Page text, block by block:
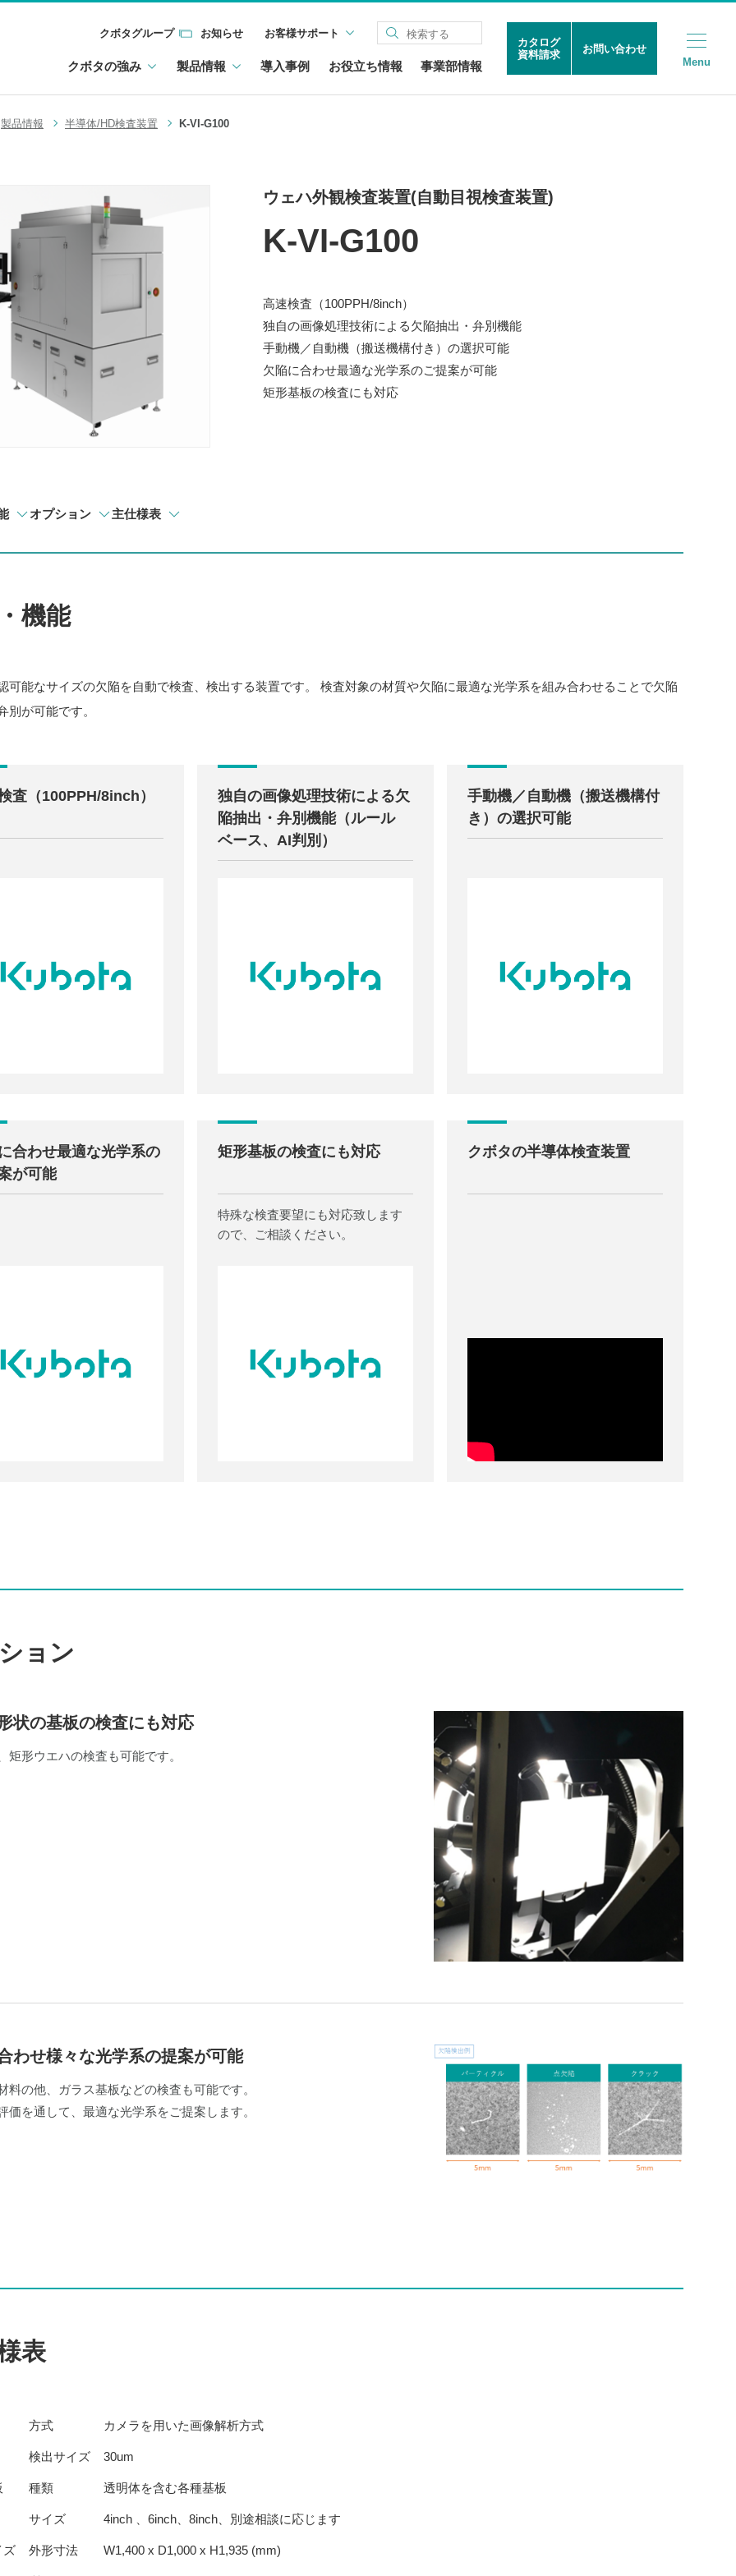
クボタグループ お知らせ お客様サポート
クボタの強み 製品情報 導入事例 お役立ち情報 事業部情報
カタログ
資料請求
お問い合わせ
Menu
製品情報 半導体/HD検査装置 K-VI-G100
ウェハ外観検査装置(自動目視検査装置)
K-VI-G100
高速検査（100PPH/8inch）
独自の画像処理技術による欠陥抽出・弁別機能
手動機／自動機（搬送機構付き）の選択可能
欠陥に合わせ最適な光学系のご提案が可能
矩形基板の検査にも対応
オプション 主仕様表
機能
可能なサイズの欠陥を自動で検査、検出する装置です。 検査対象の材質や欠陥に最適な光学系を組み合わせることで欠陥
別が可能です。
査（100PPH/8inch）
独自の画像処理技術による欠
陥抽出・弁別機能（ルール
ベース、AI判別）
手動機／自動機（搬送機構付
き）の選択可能
合わせ最適な光学系の
が可能
矩形基板の検査にも対応
特殊な検査要望にも対応致します
ので、ご相談ください。
クボタの半導体検査装置
ョン
状の基板の検査にも対応
矩形ウエハの検査も可能です。
わせ様々な光学系の提案が可能
料の他、ガラス基板などの検査も可能です。
価を通して、最適な光学系をご提案します。
表
方式 カメラを用いた画像解析方式
検出サイズ 30um
種類 透明体を含む各種基板
サイズ 4inch 、6inch、8inch、別途相談に応じます
ズ 外形寸法 W1,400 x D1,000 x H1,935 (mm)